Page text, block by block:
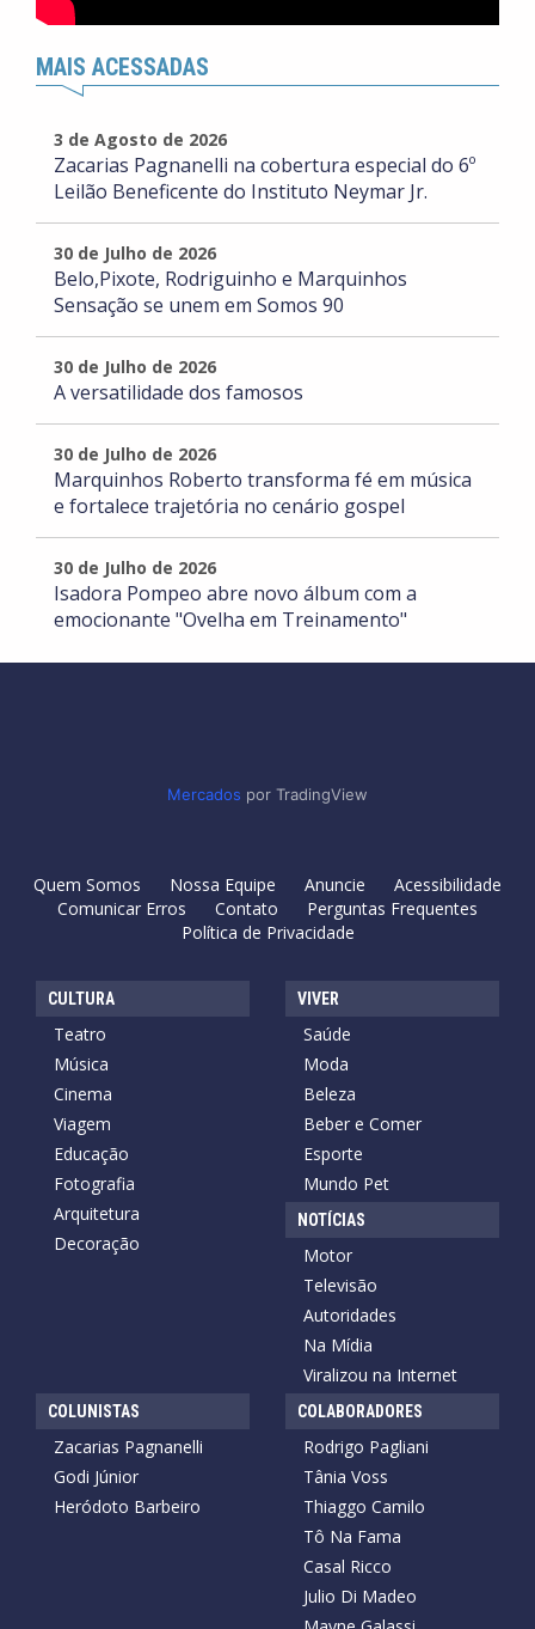
MAIS ACESSADAS
3 de Agosto de 2026
Zacarias Pagnanelli na cobertura especial do 6º
Leilão Beneficente do Instituto Neymar Jr.
30 de Julho de 2026
Belo,Pixote, Rodriguinho e Marquinhos
Sensação se unem em Somos 90
30 de Julho de 2026
A versatilidade dos famosos
30 de Julho de 2026
Marquinhos Roberto transforma fé em música
e fortalece trajetória no cenário gospel
30 de Julho de 2026
Isadora Pompeo abre novo álbum com a
emocionante "Ovelha em Treinamento"
Mercados por TradingView
Quem Somos Nossa Equipe Anuncie
Acessibilidade
Comunicar Erros
Contato
Perguntas Frequentes
Política de Privacidade
CULTURA
Teatro
Música
Cinema
Viagem
Educação
Fotografia
Arquitetura
Decoração
VIVER
Saúde
Moda
Beleza
Beber e Comer
Esporte
Mundo Pet
NOTÍCIAS
Motor
Televisão
Autoridades
Na Mídia
Viralizou na Internet
COLUNISTAS
Zacarias Pagnanelli
Godi Júnior
Heródoto Barbeiro
COLABORADORES
Rodrigo Pagliani
Tânia Voss
Thiaggo Camilo
Tô Na Fama
Casal Ricco
Julio Di Madeo